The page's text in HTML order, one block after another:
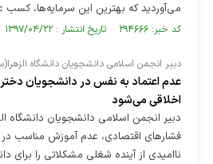
می‌آوردید که بهترین این سرمایه‌ها،
کد خبر: ۲۹۴۶۶۶ تاریخ انتشار : ۱۳۹۷/۰۴/۲۲
دبیر انجمن اسلامی دانشجویان دانشگاه
عدم اعتماد به نفس در دانشجویان
اخلاقی می‌شود
دبیر انجمن اسلامی دانشجویان
فشارهای اقتصادی، عدم آموزش مناسب در
ناامیدی از آینده شغلی مشکلاتی را برای